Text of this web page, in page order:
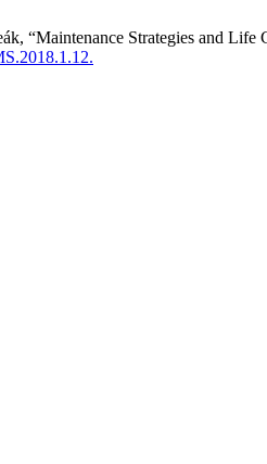
“Maintenance Strategies and Life